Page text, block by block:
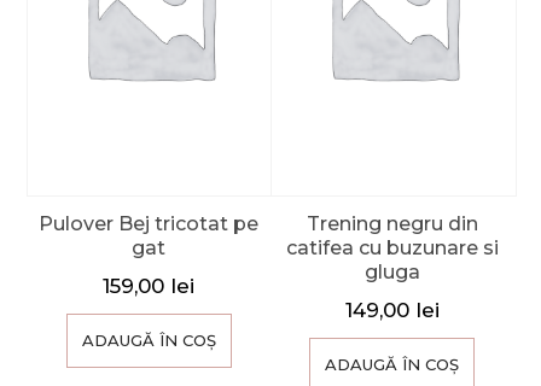
Pulover Bej tricotat pe
gat
159,00 lei
ADAUGĂ ÎN COȘ
Trening negru din
catifea cu buzunare si
gluga
149,00 lei
ADAUGĂ ÎN COȘ